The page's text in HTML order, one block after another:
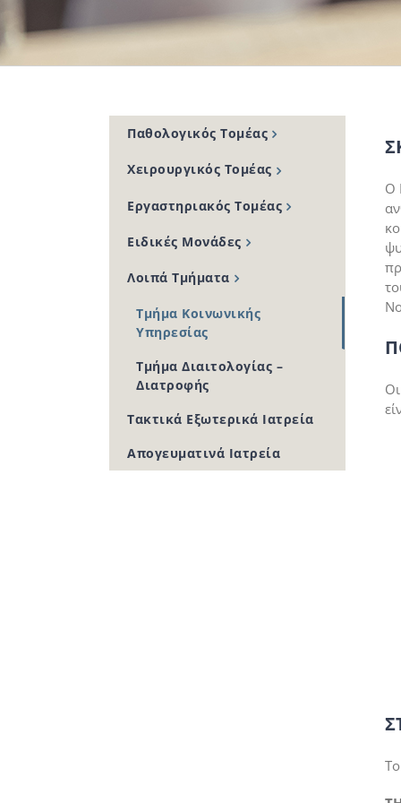
Παθολογικός Τομέας
Χειρουργικός Τομέας
Εργαστηριακός Τομέας
Ειδικές Μονάδες
Λοιπά Τμήματα
Τμήμα Κοινωνικής
Υπηρεσίας
Τμήμα Διαιτολογίας –
Διατροφής
Τακτικά Εξωτερικά Ιατρεία
Απογευματινά Ιατρεία
Ο